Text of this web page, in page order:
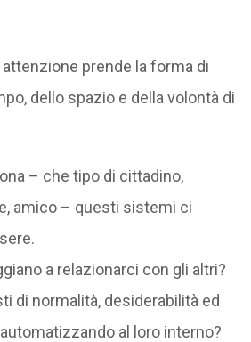
prende la forma di
dello spazio e della volontà di
– che tipo di cittadino,
amico – questi sistemi ci
a relazionarci con gli altri?
di normalità, desiderabilità ed
al loro interno?